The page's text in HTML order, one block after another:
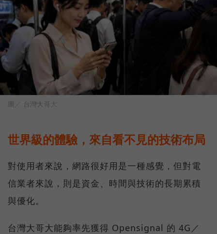
圖／ 台灣大哥大
世界級的體驗，來自看不見的技術布局
對使用者來說，網路很好用是一種感覺，但對電
信業者來說，則是資金、時間與技術的長期累積
與優化。
台灣大哥大能夠率先獲得 Opensignal 的 4G／